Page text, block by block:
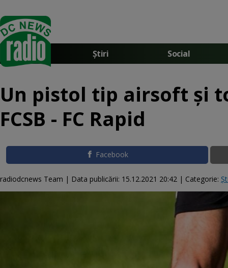
Știri Social
Un pistol tip airsoft şi
FCSB - FC Rapid
Facebook
radiodcnews Team | Data publicării: 15.12.2021 20:42 | Categorie: